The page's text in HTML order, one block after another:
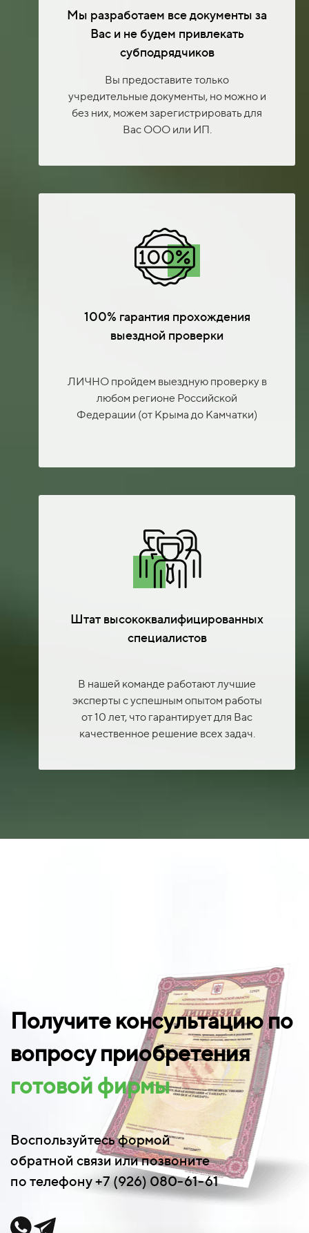
Мы разработаем все документы за
Вас и не будем привлекать
субподрядчиков
Вы предоставите только
учредительные документы, но можно и
без них, можем зарегистрировать для
Вас ООО или ИП.
100% гарантия прохождения
выездной проверки
ЛИЧНО пройдем выездную проверку в
любом регионе Российской
Федерации (от Крыма до Камчатки)
Штат высококвалифицированных
специалистов
В нашей команде работают лучшие
эксперты с успешным опытом работы
от 10 лет, что гарантирует для Вас
качественное решение всех задач.
Получите консультацию по
вопросу приобретения
готовой фирмы
Воспользуйтесь формой
обратной связи или позвоните
по телефону +7 (926) 080-61-61